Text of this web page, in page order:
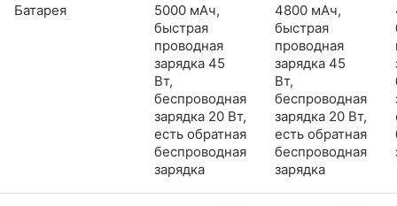
Батарея
5000 мАч,
быстрая
проводная
зарядка 45
Вт,
беспроводная
зарядка 20 Вт,
есть обратная
беспроводная
зарядка
4800 мАч,
быстрая
проводная
зарядка 45
Вт,
беспроводная
зарядка 20 Вт,
есть обратная
беспроводная
зарядка